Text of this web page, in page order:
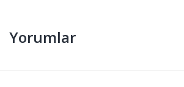
Yorumlar